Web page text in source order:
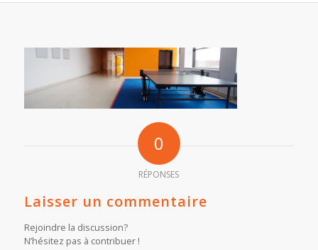
0
RÉPONSES
Laisser un commentaire
Rejoindre la discussion?
N’hésitez pas à contribuer !